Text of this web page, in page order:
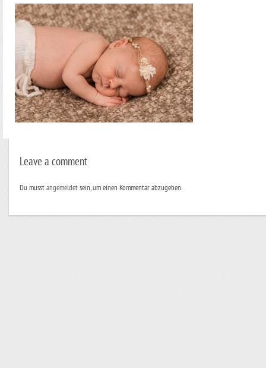
Leave a comment
Du musstangemeldetsein, um einen Kommentar abzugeben.